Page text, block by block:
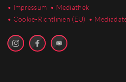
• Impressum • Mediathek
• Cookie-Richtlinien (EU) •